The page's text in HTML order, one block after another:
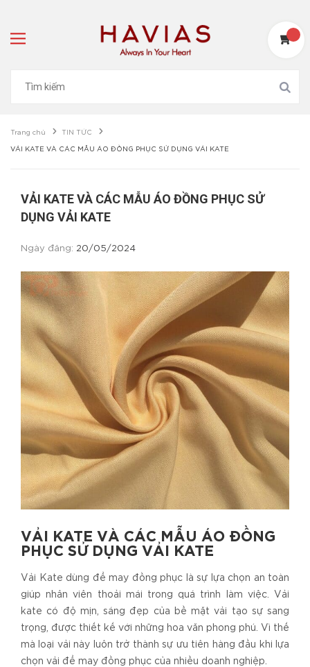
Trang chủ TIN TỨC
VẢI KATE VÀ CÁC MẪU ÁO ĐỒNG PHỤC SỬ DỤNG VẢI KATE
VẢI KATE VÀ CÁC MẪU ÁO ĐỒNG PHỤC SỬ
DỤNG VẢI KATE
Ngày đăng: 20/05/2024
VẢI KATE VÀ CÁC MẪU ÁO ĐỒNG
PHỤC SỬ DỤNG VẢI KATE
Vải Kate dùng để may đồng phục là sự lựa chọn an toàn
giúp nhân viên thoải mái trong quá trình làm việc. Vải
kate có độ mịn, sáng đẹp của bề mặt vải tạo sự sang
trọng, được thiết kế với những hoa văn phong phú. Vì thế
mà loại vải này luôn trở thành sự ưu tiên hàng đầu khi lựa
chọn vải để may đồng phục của nhiều doanh nghiệp.